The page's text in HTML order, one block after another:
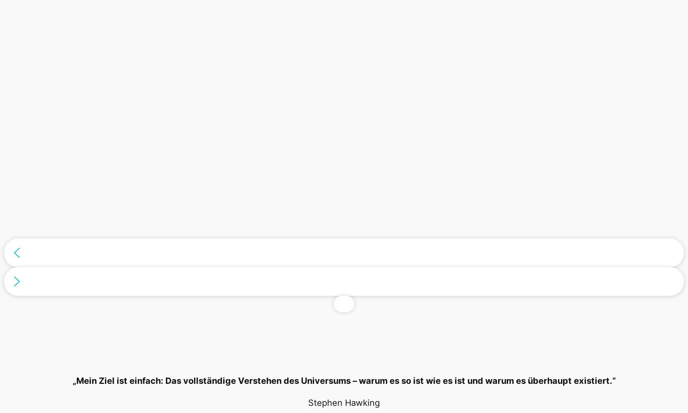
„Mein Ziel ist einfach: Das vollständige Verstehen des Universums – warum es so ist wie es ist und warum es überhaupt existiert.“
Stephen Hawking